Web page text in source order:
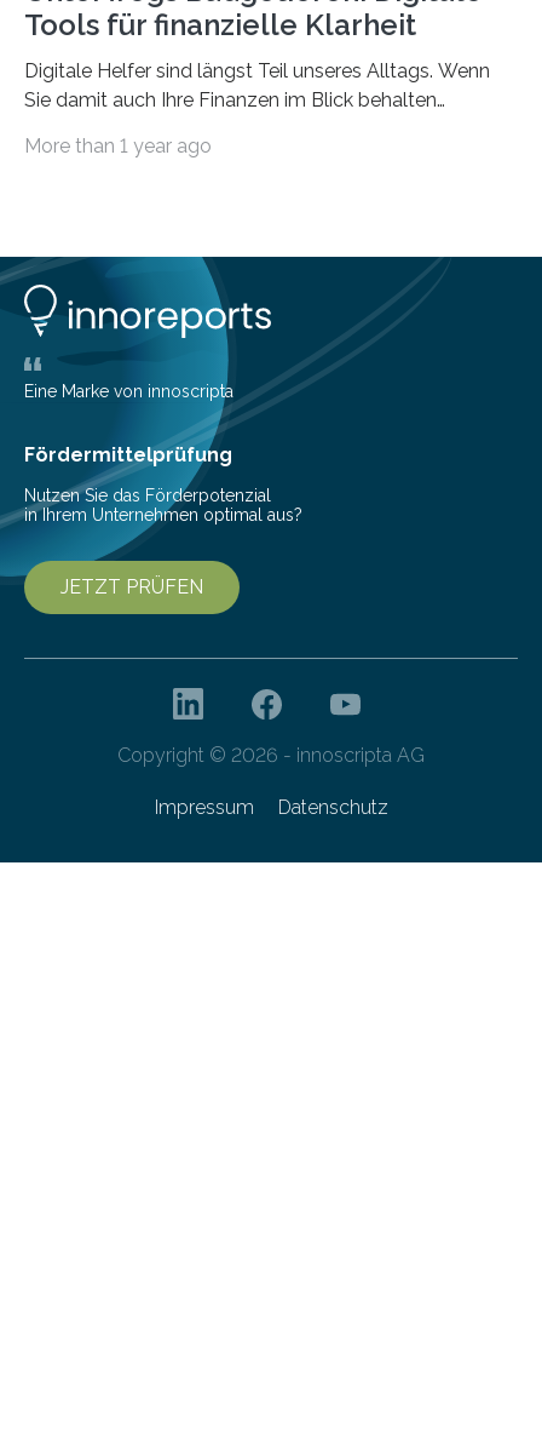
Tools für finanzielle Klarheit
Digitale Helfer sind längst Teil unseres Alltags. Wenn
Sie damit auch Ihre Finanzen im Blick behalten
die genau das ermöglichen: Sie helfen Ihnen, Ausgaben
Lösungen interessieren. 1. Multibanking-Tools: Alle
Konten auf einen Blick Viele Banken bieten bereits in
ihrem Online-Banking eine Multibanking-Funktion an,
mit der sich Konten bei anderen Banken…
More than 1 year ago
Eine Marke von innoscripta
Fördermittelprüfung
Nutzen Sie das Förderpotenzial
in Ihrem Unternehmen optimal aus?
JETZT PRÜFEN
Copyright © 2026 - innoscripta AG
Impressum Datenschutz